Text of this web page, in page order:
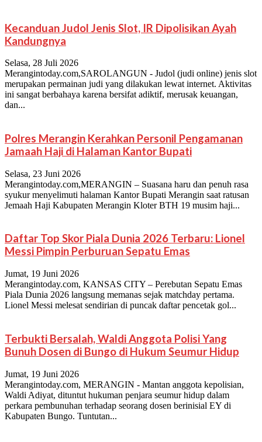
Kecanduan Judol Jenis Slot, IR Dipolisikan Ayah
Kandungnya
Selasa, 28 Juli 2026
Merangintoday.com,SAROLANGUN - Judol (judi online) jenis slot
merupakan permainan judi yang dilakukan lewat internet. Aktivitas
ini sangat berbahaya karena bersifat adiktif, merusak keuangan,
dan...
Polres Merangin Kerahkan Personil Pengamanan
Jamaah Haji di Halaman Kantor Bupati
Selasa, 23 Juni 2026
Merangintoday.com,MERANGIN – Suasana haru dan penuh rasa
syukur menyelimuti halaman Kantor Bupati Merangin saat ratusan
Jemaah Haji Kabupaten Merangin Kloter BTH 19 musim haji...
Daftar Top Skor Piala Dunia 2026 Terbaru: Lionel
Messi Pimpin Perburuan Sepatu Emas
Jumat, 19 Juni 2026
Merangintoday.com, KANSAS CITY – Perebutan Sepatu Emas
Piala Dunia 2026 langsung memanas sejak matchday pertama.
Lionel Messi melesat sendirian di puncak daftar pencetak gol...
Terbukti Bersalah, Waldi Anggota Polisi Yang
Bunuh Dosen di Bungo di Hukum Seumur Hidup
Jumat, 19 Juni 2026
Merangintoday.com, MERANGIN - Mantan anggota kepolisian,
Waldi Adiyat, dituntut hukuman penjara seumur hidup dalam
perkara pembunuhan terhadap seorang dosen berinisial EY di
Kabupaten Bungo. Tuntutan...